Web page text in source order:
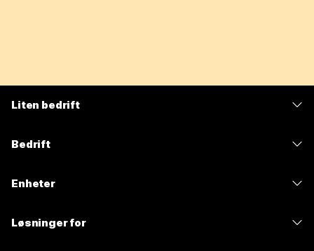
Liten bedrift
Bedrift
Enheter
Løsninger for